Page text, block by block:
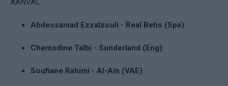
AANVAL
Abdessamad Ezzalzouli - Real Betis (Spa)
Chemsdine Talbi - Sunderland (Eng)
Soufiane Rahimi - Al-Ain (VAE)